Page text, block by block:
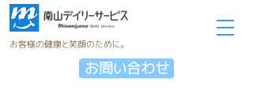
お客様の健康と笑顔のために。
お問い合わせ